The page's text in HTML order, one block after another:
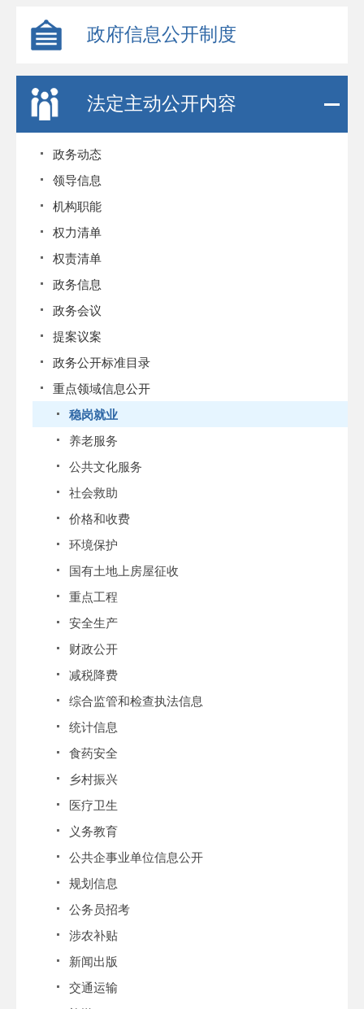
政府信息公开制度
法定主动公开内容
政务动态
领导信息
机构职能
权力清单
权责清单
政务信息
政务会议
提案议案
政务公开标准目录
重点领域信息公开
稳岗就业
养老服务
公共文化服务
社会救助
价格和收费
环境保护
国有土地上房屋征收
重点工程
安全生产
财政公开
减税降费
综合监管和检查执法信息
统计信息
食药安全
乡村振兴
医疗卫生
义务教育
公共企事业单位信息公开
规划信息
公务员招考
涉农补贴
新闻出版
交通运输